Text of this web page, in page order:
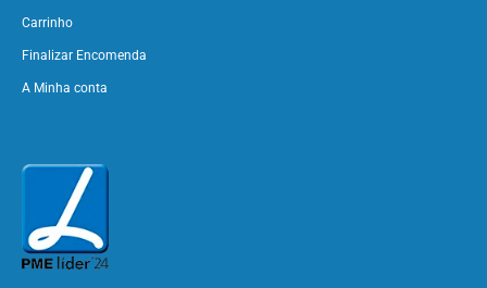
Carrinho
Finalizar Encomenda
A Minha conta